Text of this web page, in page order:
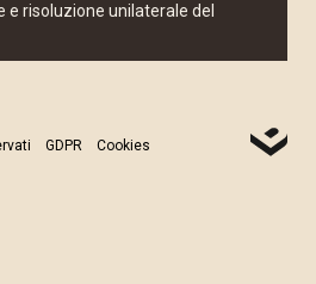
e risoluzione unilaterale del
GDPR Cookies